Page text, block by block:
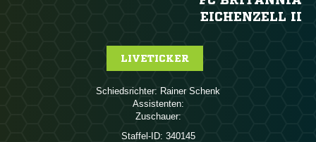
EICHENZELL II
LIVETICKER
Schiedsrichter:  
Assistenten:
Zuschauer:
Staffel-ID: 340145